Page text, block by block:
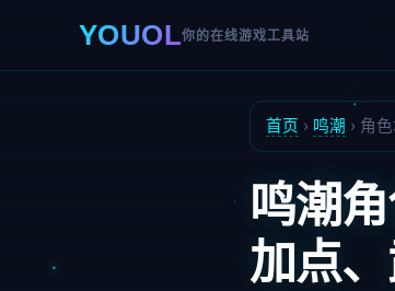
YOUOL你的在线游戏工具站
首页 › 鸣潮 › 角
鸣潮
加点